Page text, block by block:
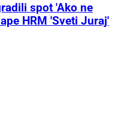
spot 'Ako ne
HRM 'Sveti Juraj'